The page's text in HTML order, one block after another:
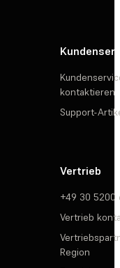
kontaktieren
Support-
Vertrieb
+49 30 5200
Vertrieb
Region